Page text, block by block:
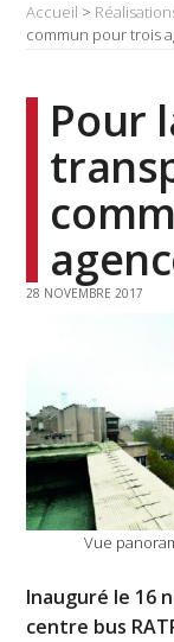
Accueil >
commun pour trois
Pour
28 NOVEMBRE 2017
Vue
Inauguré le 16
centre bus